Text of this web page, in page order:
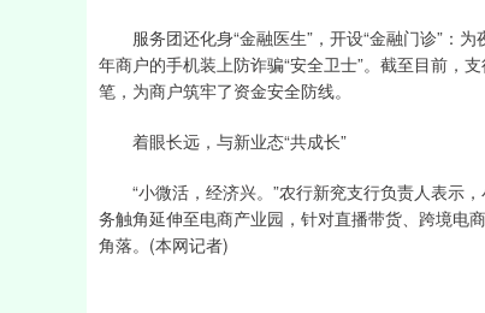
服务团还化身“金融医生”，开设“金融门诊”：为
年商户的手机装上防诈骗“安全卫士”。截至目前，
笔，为商户筑牢了资金安全防线。
着眼长远，与新业态“共成长”
“小微活，经济兴。”农行新兖支行负责人表示，
务触角延伸至电商产业园，针对直播带货、跨境电
角落。(本网记者)